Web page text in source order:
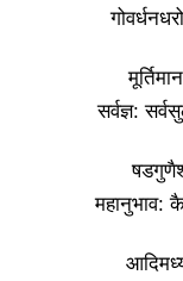
सर्वज्ञ:
महानुभाव: